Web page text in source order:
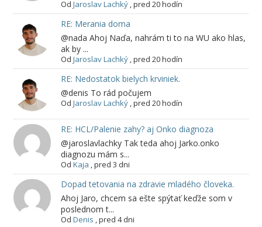
Od Jaroslav Lachký,pred 20 hodín
RE: Merania doma
@nada Ahoj Naďa, nahrám ti to na WU ako hlas,
ak by ...
Od Jaroslav Lachký,pred 20 hodín
RE: Nedostatok bielych krviniek.
@denis To rád počujem
Od Jaroslav Lachký,pred 20 hodín
RE: HCL/Palenie zahy? aj Onko diagnoza
@jaroslavlachky Tak teda ahoj Jarko.onko
diagnozu mám s...
Od Kaja pred 3 dni
Dopad tetovania na zdravie mladého človeka.
Ahoj Jaro, chcem sa ešte spýtať keďže som v
poslednom t...
Od Denis pred 4 dni